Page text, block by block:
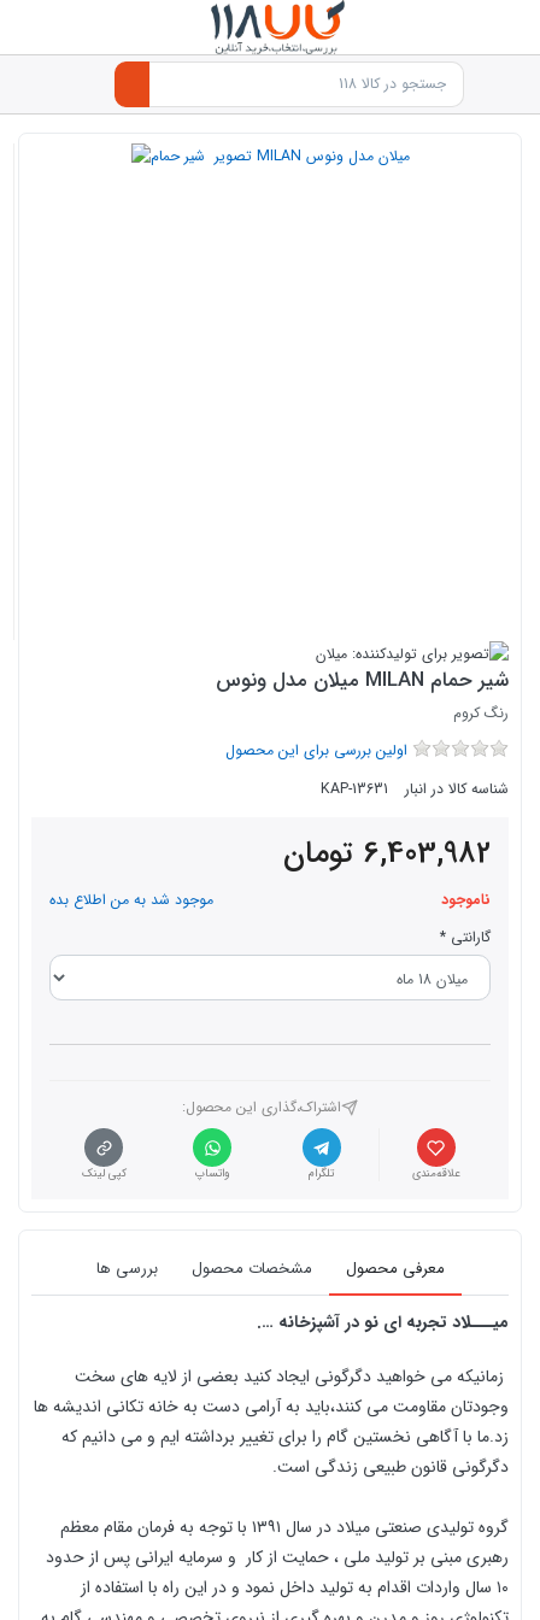
شیر حمام MILAN میلان مدل ونوس
رنگ کروم
اولین بررسی برای این محصول
شناسه کالا در انبار
KAP-13631
6,403,982 تومان
ناموجود
موجود شد به من اطلاع بده
گارانتی
اشتراک،گذاری این محصول‌:
علاقه‌مندی تلگرام واتساپ کپی لینک
معرفی محصول مشخصات محصول بررسی ها
میـــلاد تجربه ای نو در آشپزخانه ….
زمانیکه می خواهید دگرگونی ایجاد کنید بعضی از لایه های سخت
وجودتان مقاومت می کنند،باید به آرامی دست به خانه تکانی اندیشه ها
زد.ما با آگاهی نخستین گام را برای تغییر برداشته ایم و می دانیم که
دگرگونی قانون طبیعی زندگی است.
گروه تولیدی صنعتی میلاد در سال ۱۳۹۱ با توجه به فرمان مقام معظم
رهبری مبنی بر تولید ملی ، حمایت از کار و سرمایه ایرانی پس از حدود
۱۰ سال واردات اقدام به تولید داخل نمود و در این راه با استفاده از